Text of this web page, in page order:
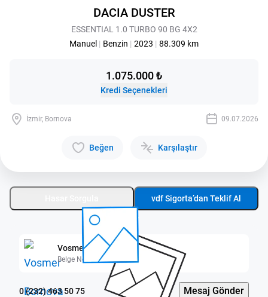
DACIA DUSTER
ESSENTIAL 1.0 TURBO 90 BG 4X2
Manuel | Benzin | 2023 | 88.309 km
1.075.000 ₺
Kredi Seçenekleri
İzmir, Bornova 09.07.2026
Beğen Karşılaştır
vdf Sigorta’dan Teklif Al
Vosmer Bornova
Belge No: 3500161
0 (232) 463 50 75 Mesaj Gönder